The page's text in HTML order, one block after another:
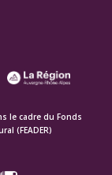
le cadre du Fonds
(FEADER)